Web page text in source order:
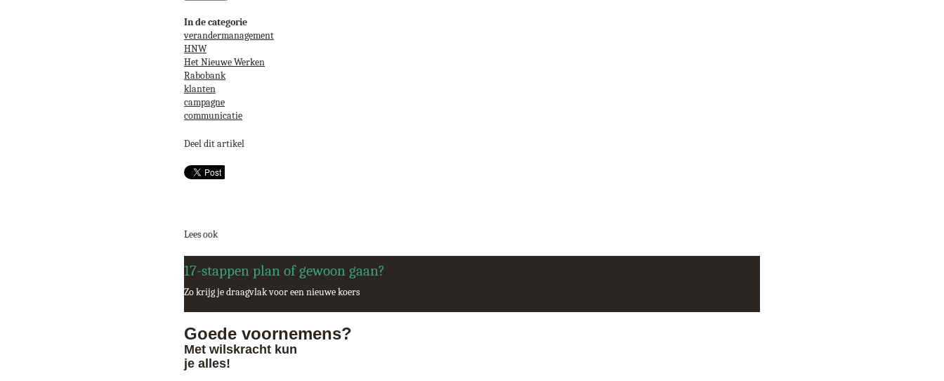
In de categorie
verandermanagement
HNW
Het Nieuwe Werken
Rabobank
klanten
campagne
communicatie
Deel dit artikel
Lees ook
17-stappen plan of gewoon gaan?
Zo krijg je draagvlak voor een nieuwe koers
Goede voornemens?
Met wilskracht kun
je alles!